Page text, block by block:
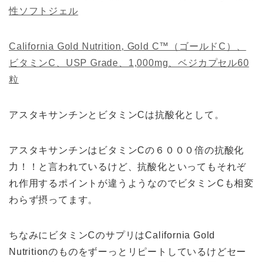
性ソフトジェル
California Gold Nutrition, Gold C™（ゴールドC）、
ビタミンC、USP Grade、1,000mg、ベジカプセル60
粒
アスタキサンチンとビタミンCは抗酸化として。
アスタキサンチンはビタミンCの６０００倍の抗酸化
力！！と言われているけど、抗酸化といってもそれぞ
れ作用するポイントが違うようなのでビタミンCも相変
わらず摂ってます。
ちなみにビタミンCのサプリはCalifornia Gold
Nutritionのものをずーっとリピートしているけどセー